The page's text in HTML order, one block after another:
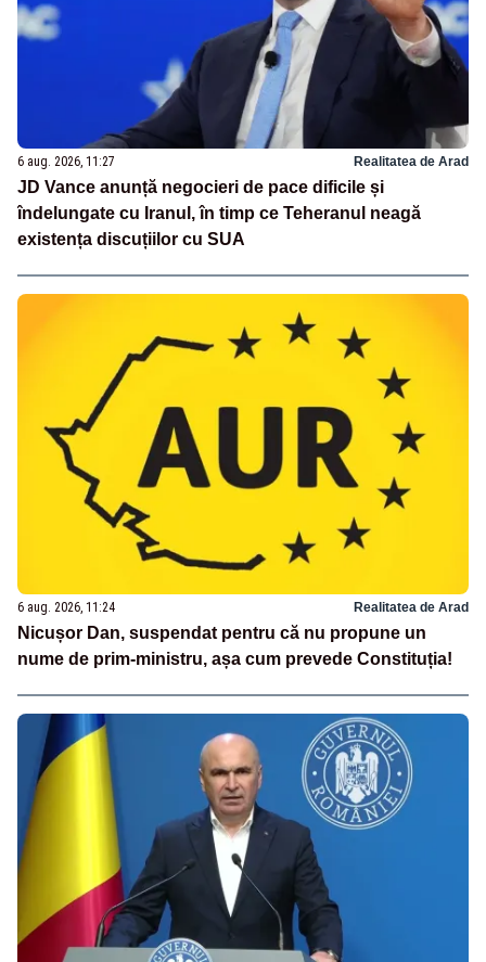
6 aug. 2026, 11:27 Realitatea de Arad
JD Vance anunță negocieri de pace dificile și
îndelungate cu Iranul, în timp ce Teheranul neagă
existența discuțiilor cu SUA
6 aug. 2026, 11:24 Realitatea de Arad
Nicușor Dan, suspendat pentru că nu propune un
nume de prim-ministru, așa cum prevede Constituția!